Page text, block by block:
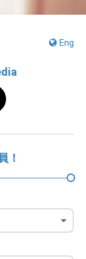
Eng
！